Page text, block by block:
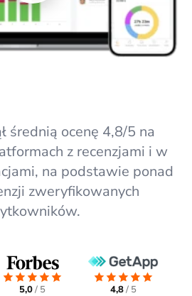
średnią ocenę 4,8/5 na
z recenzjami i w
na podstawie ponad
zweryfikowanych
5,0/ 5 4,8/ 5